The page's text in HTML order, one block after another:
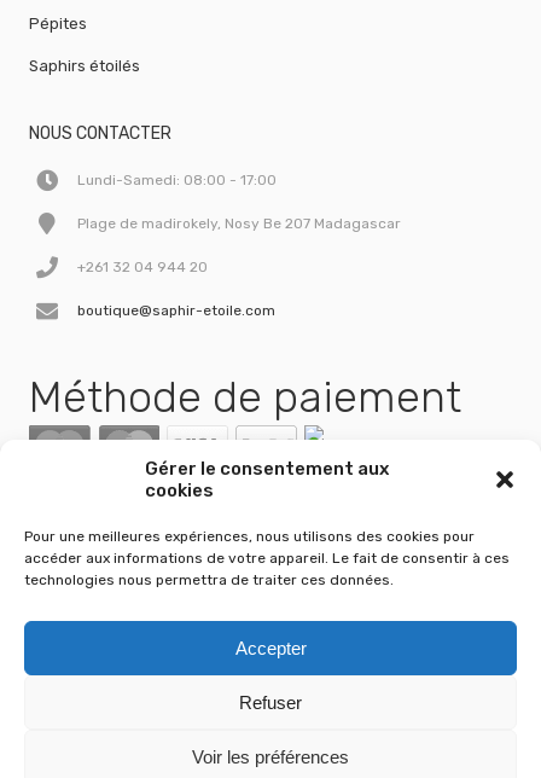
Gérer le consentement aux
cookies
Pour une meilleures expériences, nous utilisons des cookies pour
accéder aux informations de votre appareil. Le fait de consentir à ces
technologies nous permettra de traiter ces données.
Accepter
Refuser
Voir les préférences
Pépites
Saphirs étoilés
NOUS CONTACTER
Lundi-Samedi: 08:00 - 17:00
Plage de madirokely, Nosy Be 207 Madagascar
+261 32 04 944 20
boutique@saphir-etoile.com
Méthode de paiement